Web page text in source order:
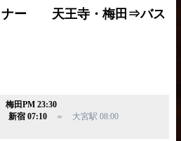
ー 天王寺・梅田⇒バス
梅田PM 23:30
新宿 07:10＝ 大宮駅 08:00